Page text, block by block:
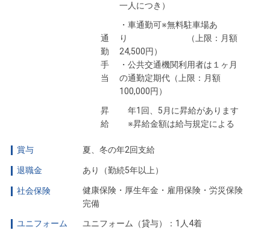
一人につき）
通
勤
手
当
・車通勤可※無料駐車場あ
り （上限：月額
24,500円）
・公共交通機関利用者は１ヶ月
の通勤定期代（上限：月額
100,000円）
昇
給
年1回、5月に昇給があります
※昇給金額は給与規定による
賞与 夏、冬の年2回支給
退職金 あり（勤続5年以上）
社会保険
健康保険・厚生年金・雇用保険・労災保険
完備
ユニフォーム ユニフォーム（貸与）：1人4着